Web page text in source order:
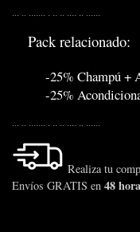
... .. ....... . .. .. .... .. ......
Pack relacionado:
-25% Champú +
-25%
Realiza tu
Envíos GRATIS en 48